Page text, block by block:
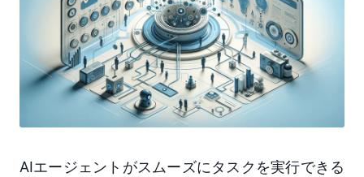
AIエージェントがスムーズにタスクを実行できる